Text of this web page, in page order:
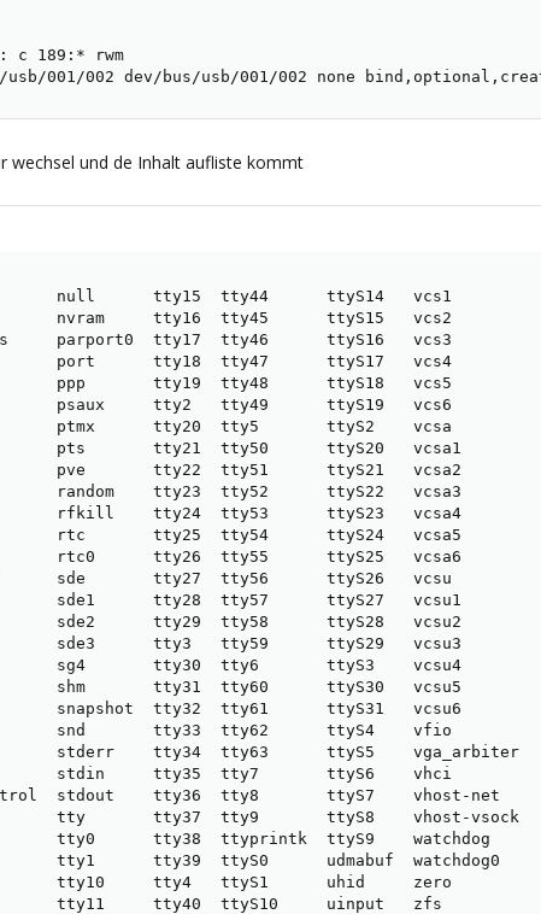
c 189:* rwm
001/002 dev/bus/usb/001/002 none
wechsel und de Inhalt aufliste kommt
null      tty15  tty44      ttyS14   vcs1
nvram     tty16  tty45      ttyS15   vcs2
parport0  tty17  tty46      ttyS16   vcs3
port      tty18  tty47      ttyS17   vcs4
ppp       tty19  tty48      ttyS18   vcs5
psaux     tty2   tty49      ttyS19   vcs6
ptmx      tty20  tty5       ttyS2    vcsa
pts       tty21  tty50      ttyS20   vcsa1
pve       tty22  tty51      ttyS21   vcsa2
random    tty23  tty52      ttyS22   vcsa3
rfkill    tty24  tty53      ttyS23   vcsa4
rtc       tty25  tty54      ttyS24   vcsa5
rtc0      tty26  tty55      ttyS25   vcsa6
sde       tty27  tty56      ttyS26   vcsu
sde1      tty28  tty57      ttyS27   vcsu1
sde2      tty29  tty58      ttyS28   vcsu2
sde3      tty3   tty59      ttyS29   vcsu3
sg4       tty30  tty6       ttyS3    vcsu4
shm       tty31  tty60      ttyS30   vcsu5
snapshot  tty32  tty61      ttyS31   vcsu6
snd       tty33  tty62      ttyS4    vfio
stderr    tty34  tty63      ttyS5    vga_arbiter
stdin     tty35  tty7       ttyS6    vhci
stdout    tty36  tty8       ttyS7    vhost-net
tty       tty37  tty9       ttyS8    vhost-vsock
tty0      tty38  ttyprintk  ttyS9    watchdog
tty1      tty39  ttyS0      udmabuf  watchdog0
tty10     tty4   ttyS1      uhid     zero
tty11     tty40  ttyS10     uinput   zfs